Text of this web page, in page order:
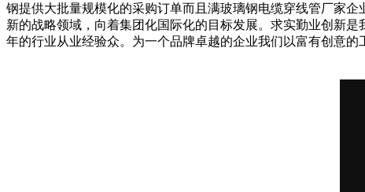
钢提供大批量规模化的采购订单而且满玻璃钢电缆穿线管厂家
新的战略领域，向着集团化国际化的目标发展。求实勤业创新
年的行业从业经验众。为一个品牌卓越的企业我们以富有创意